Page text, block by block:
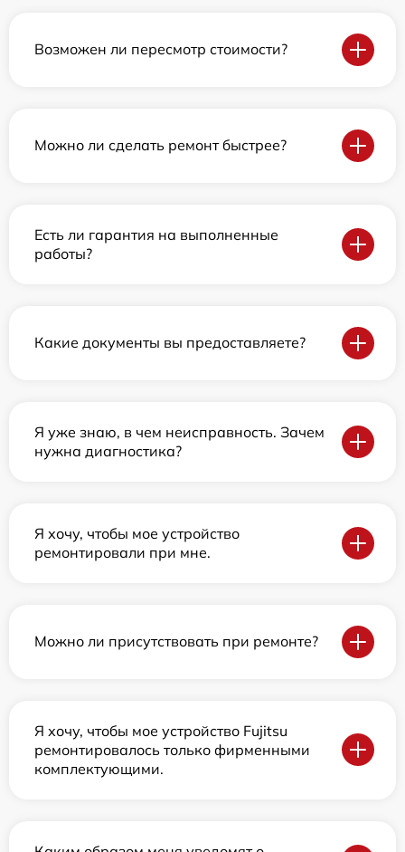
Возможен ли пересмотр стоимости?
Можно ли сделать ремонт быстрее?
Есть ли гарантия на выполненные
работы?
Какие документы вы предоставляете?
Я уже знаю, в чем неисправность. Зачем
нужна диагностика?
Я хочу, чтобы мое устройство
ремонтировали при мне.
Можно ли присутствовать при ремонте?
Я хочу, чтобы мое устройство Fujitsu
ремонтировалось только фирменными
комплектующими.